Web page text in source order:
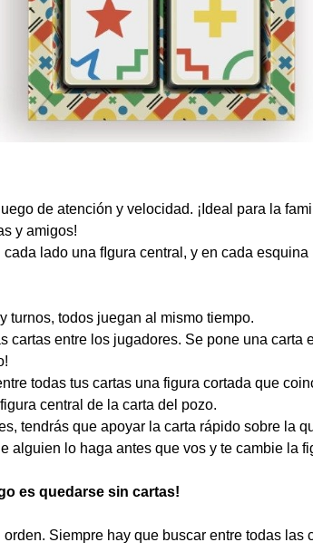
de atención y velocidad. ¡Ideal para la
y amigos!
cada lado una fIgura central, y en cada esquina
turnos, todos juegan al mismo tiempo.
cartas entre los jugadores. Se pone una carta
todas tus cartas una figura cortada que
central de la carta del pozo.
tendrás que apoyar la carta rápido sobre la
alguien lo haga antes que vos y te cambie la
es quedarse sin cartas!
orden. Siempre hay que buscar entre todas las